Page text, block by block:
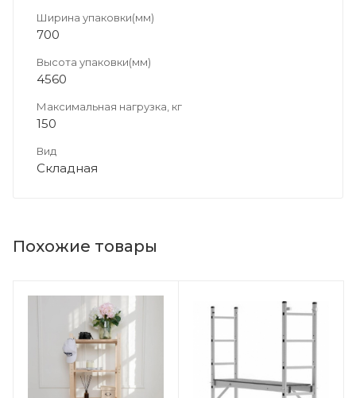
Ширина упаковки(мм)
700
Высота упаковки(мм)
4560
Максимальная нагрузка, кг
150
Вид
Складная
Похожие товары